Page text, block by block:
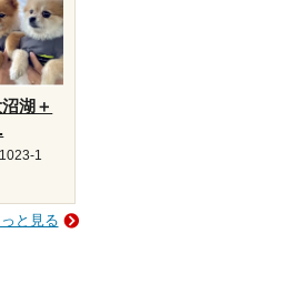
湖＋
1
と見る